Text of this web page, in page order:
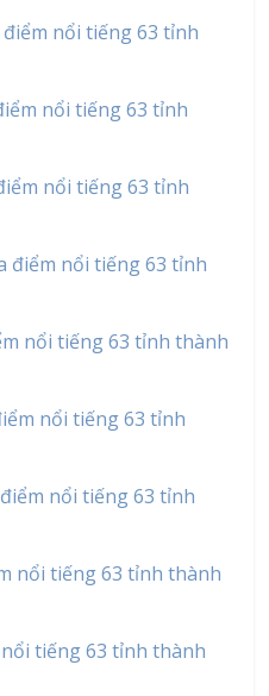
nổi tiếng 63 tỉnh
nổi tiếng 63 tỉnh
nổi tiếng 63 tỉnh
điểm nổi tiếng 63 tỉnh
nổi tiếng 63 tỉnh thành
nổi tiếng 63 tỉnh
nổi tiếng 63 tỉnh
nổi tiếng 63 tỉnh thành
tiếng 63 tỉnh thành